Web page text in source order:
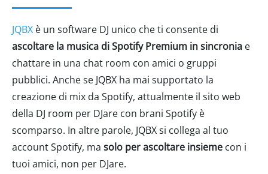
JQBX è un software DJ unico che ti consente di
ascoltare la musica di Spotify Premium in sincronia e
chattare in una chat room con amici o gruppi
pubblici. Anche se JQBX ha mai supportato la
creazione di mix da Spotify, attualmente il sito web
della DJ room per DJare con brani Spotify è
scomparso. In altre parole, JQBX si collega al tuo
account Spotify, ma solo per ascoltare insieme con i
tuoi amici, non per DJare.